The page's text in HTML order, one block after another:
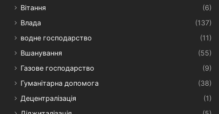
Вітання
(6)
Влада
(137)
водне господарство
(11)
Вшанування
(55)
Газове господарство
(9)
Гуманітарна допомога
(38)
Децентралізація
(1)